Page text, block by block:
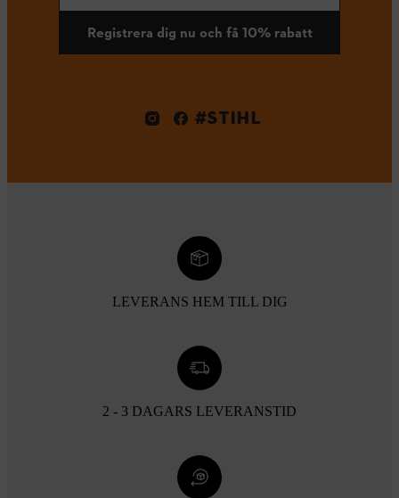
Registrera dig nu och få 10% rabatt
#STIHL
LEVERANS HEM TILL DIG
2 - 3 DAGARS LEVERANSTID